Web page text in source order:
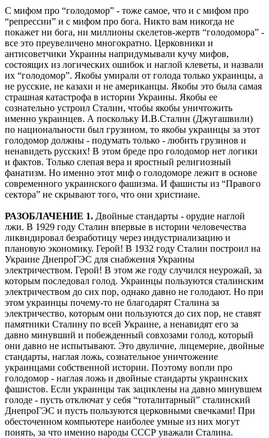
С мифом про “голодомор” - тоже самое, что и с мифом про
“репрессии” и с мифом про бога. Никто вам никогда не
покажет ни бога, ни миллионы скелетов-жертв “голодомора” -
все это преувеличено многократно. Церковники и
антисоветчики Украины напридумывали кучу мифов,
состоящих из логических ошибок и наглой клеветы, и назвали
их “голодомор”. Якобы умирали от голода только украинцы, а
не русские, не казахи и не американцы. Якобы это была самая
страшная катастрофа в истории Украины. Якобы ее
сознательно устроил Сталин, чтобы якобы уничтожить
именно украинцев. А поскольку И.В.Сталин (Джугашвили)
по национальности был грузином, то якобы украинцы за этот
голодомор должны - подумать только - любить грузинов и
ненавидеть русских! В этом бреде про голодомор нет логики
и фактов. Только слепая вера и яростный религиозный
фанатизм. Но именно этот миф о голодоморе лежит в основе
современного украинского фашизма. И фашисты из “Правого
сектора” не скрывают того, что они христиане.
РАЗОБЛАЧЕНИЕ 1. Двойные стандарты - орудие наглой
лжи. В 1929 году Сталин впервые в истории человечества
ликвидировал безработицу через индустриализацию и
плановую экономику. Герой! В 1932 году Сталин построил на
Украине ДнепроГЭС для снабжения Украины
электричеством. Герой! В этом же году случился неурожай, за
которым последовал голод. Украинцы пользуются сталинским
электричеством до сих пор, однако давно не голодают. Но при
этом украинцы почему-то не благодарят Сталина за
электричество, которым они пользуются до сих пор, не ставят
памятники Сталину по всей Украине, а ненавидят его за
давно минувший и побежденный совхозами голод, который
они давно не испытывают. Это двуличие, лицемерие, двойные
стандарты, наглая ложь, сознательное уничтожение
украинцами собственной истории. Поэтому вопли про
голодомор - наглая ложь и двойные стандарты украинских
фашистов. Если украинцы так зациклены на давно минувшем
голоде - пусть отключат у себя “тоталитарный” сталинский
ДнепроГЭС и пусть пользуются церковными свечками! При
обесточенном компьютере наиболее умные из них могут
понять, за что именно народы СССР уважали Сталина.